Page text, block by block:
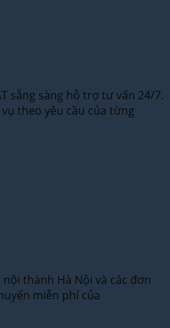
sẵng sàng hỗ trợ tư vấn 24/7.
theo yêu cầu của từng
thành Hà Nội và các đơn
miễn phí của